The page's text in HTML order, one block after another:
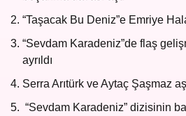
“Taşacak Bu Deniz”e Emriye
“Sevdam Karadeniz”de flaş
ayrıldı
Serra Arıtürk ve Aytaç Şaşmaz
“Sevdam Karadeniz” dizisinin